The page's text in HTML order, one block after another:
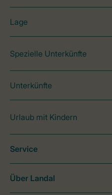
Lage
Spezielle Unterkünfte
Unterkünfte
Urlaub mit Kindern
Service
Über Landal